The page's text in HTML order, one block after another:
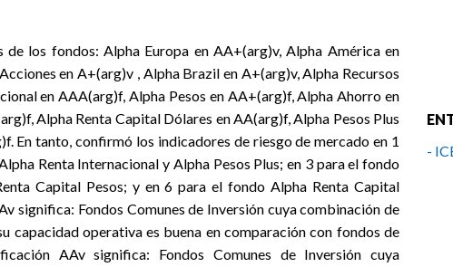
los fondos: Alpha Europa en AA+(arg)v, Alpha América en
en A+(arg)v , Alpha Brazil en A+(arg)v, Alpha Recursos
en AAA(arg)f, Alpha Pesos en AA+(arg)f, Alpha Ahorro en
Alpha Renta Capital Dólares en AA(arg)f, Alpha Pesos Plus
En tanto, confirmó los indicadores de riesgo de mercado en 1
Renta Internacional y Alpha Pesos Plus; en 3 para el fondo
Capital Pesos; y en 6 para el fondo Alpha Renta Capital
significa: Fondos Comunes de Inversión cuya combinación de
capacidad operativa es buena en comparación con fondos de
AAv significa: Fondos Comunes de Inversión cuya
-